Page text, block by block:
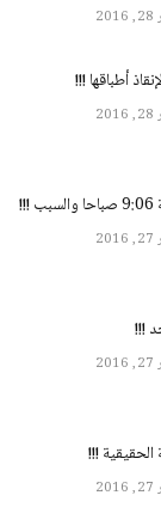
أطباقها !!!
!!!
!!!